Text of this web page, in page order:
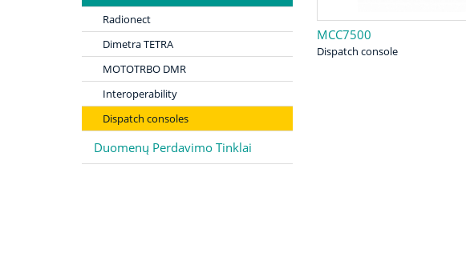
Radionect
Dimetra TETRA
MOTOTRBO DMR
Interoperability
Dispatch consoles
Duomenų Perdavimo Tinklai
MCC7500
Dispatch console